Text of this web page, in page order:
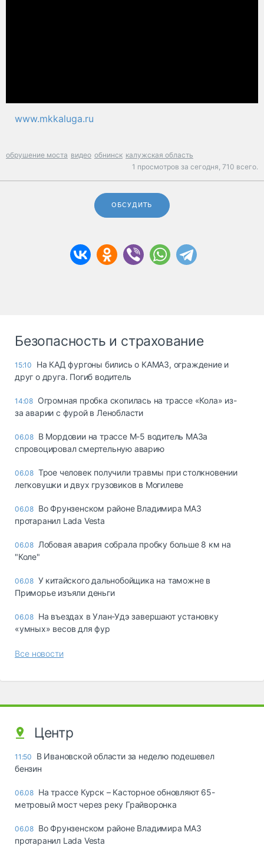
www.mkkaluga.ru
обрушение моста видео обнинск калужская область
1 просмотров за сегодня, 710 всего.
ОБСУДИТЬ
Безопасность и страхование
15:10
На КАД фургоны бились о КАМАЗ, ограждение и
друг о друга. Погиб водитель
14:08 Огромная пробка скопилась на трассе «Кола» из-
за аварии с фурой в Ленобласти
06.08 В Мордовии на трассе М-5 водитель МАЗа
спровоцировал смертельную аварию
06.08 Трое человек получили травмы при столкновении
легковушки и двух грузовиков в Могилеве
06.08 Во Фрунзенском районе Владимира МАЗ
протаранил Lada Vesta
06.08 Лобовая авария собрала пробку больше 8 км на
"Коле"
06.08 У китайского дальнобойщика на таможне в
Приморье изъяли деньги
06.08 Ha въeздax в Улaн-Удэ зaвepшaют ycтaнoвкy
«yмныx» вecoв для фyp
Все новости
Центр
11:50
В Ивановской области за неделю подешевел
бензин
06.08 На трассе Курск – Касторное обновляют 65-
метровый мост через реку Грайворонка
06.08 Во Фрунзенском районе Владимира МАЗ
протаранил Lada Vesta